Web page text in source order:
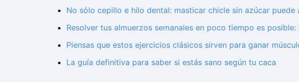
No sólo cepillo e hilo dental: masticar chicle sin azúcar
Resolver tus almuerzos semanales en poco tiempo es
Piensas que estos ejercicios clásicos sirven para ganar
La guía definitiva para saber si estás sano según tu caca